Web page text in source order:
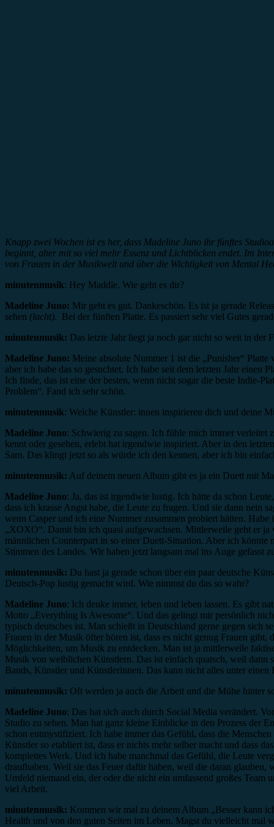
Knapp zwei Wochen ist es her, dass Madeline Juno ihr fünftes
beginnt, aber mit so viel mehr Essenz und Lichtblicken endet. Im
von Frauen in der Musikwelt und über die Wichtigkeit von Mental
minutenmusik: Hey Maddie. Wie geht es dir?
Madeline Juno: Mir geht es gut. Dankeschön. Es ist ja gerade
sehen (lacht). Bei der fünften Platte. Es passiert sehr viel Gutes
minutenmusik: Das letzte Jahr liegt ja noch gar nicht so weit in der
Madeline Juno: Meine absolute Nummer 1 ist die „Punisher“
aber ich habe das so gesuchtet. Ich habe seit dem letzten Jahr
Ich finde, das ist eine der besten, wenn nicht sogar die beste Indie-
Problem“. Fand ich sehr schön.
minutenmusik: Welche Künstler: innen inspirieren dich und deine
Madeline Juno: Schwierig zu sagen. Ich fühle mich immer verleitet
kennt oder gesehen, erlebt hat irgendwie inspiriert. Aber in den
Sam. Das klingt jetzt so als würde ich den kennen, aber ich bin
minutenmusik: Auf deinem neuen Album gibt es ja ein Duett mit
Madeline Juno: Ja, das ist irgendwie lustig. Ich hätte da schon
dass ich krasse Angst habe, die Leute zu fragen. Und sie dann nein
wenn Casper und ich eine Nummer zusammen probiert hätten. Habe
„XOXO“. Damit bin ich quasi aufgewachsen. Mittlerweile geht er ja
männlichen Counterpart in so einer Duett-Situation. Aber ich könnte
Stimmen des Landes. Wir haben jetzt langsam mal ins Auge gefasst
minutenmusik: Du hast ja gerade schon über ein paar deutsche
Deutsch-Pop lustig gemacht wird. Wie nimmst du das so wahr?
Madeline Juno: Ich denke immer, leben und leben lassen. Es gibt
Motto „Everything Is Awesome“. Und das gelingt mir persönlich
typisch deutsches ist. Man schießt in Deutschland gerne gegen
Frauen in der Musik öfter hören ist, dass es nicht genug Frauen
Möglichkeiten, um Musik zu entdecken. Man ist ja mittlerweile
Musik von weiblichen Künstlern. Das ist einfach quatsch, weil dann
Bands, Künstler und Künstlerinnen. Das kann nicht alles unter einen
minutenmusik: Oft werden ja auch die Arbeit und die Mühe hinter
Madeline Juno: Das hat sich auch durch Social Media verändert.
Studio zu sehen. Man hat ganz kleine Einblicke in den Prozess der
schon entmystifiziert. Ich habe immer das Gefühl, dass die
Künstler so etabliert ist, dass er nichts mehr selber macht und dass
komplettes Werk. Und ich habe manchmal das Gefühl, die Leute
draufhaben. Weil sie das Feuer dafür haben, weil die daran
Umfeld niemand ein, der oder die nicht ein umfassend großes Team
viel Arbeit.
minutenmusik: Kommen wir mal zu deinem Album „Besser kann
Health und von den guten Seiten im Leben. Magst du vielleicht mal